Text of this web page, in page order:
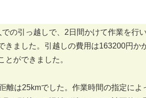
の引っ越しで、2日間かけて作業を行
きました。引越しの費用は163200円
とができました。
離は25kmでした。作業時間の指定に